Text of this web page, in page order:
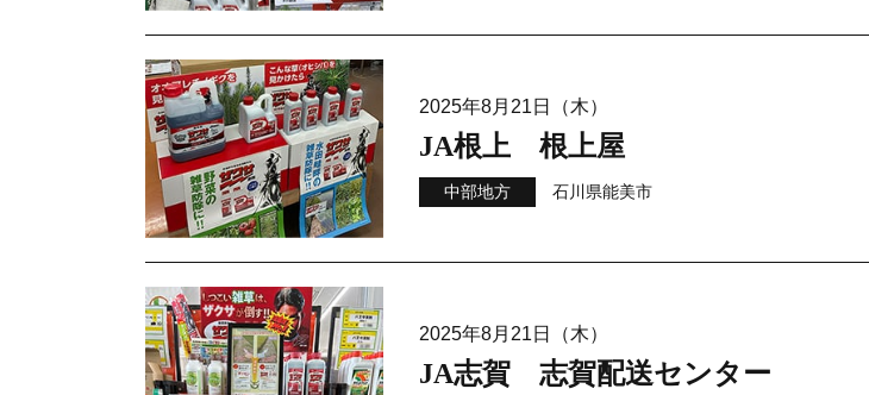
2025年8月21日（木）
JA根上 根上屋
中部地方 石川県能美市
2025年8月21日（木）
JA志賀 志賀配送センター